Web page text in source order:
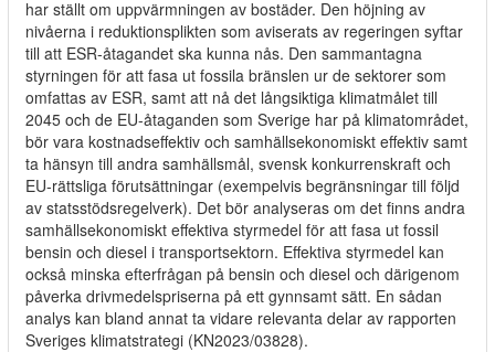
har ställt om uppvärmningen av bostäder. Den höjning av
nivåerna i reduktionsplikten som aviserats av regeringen syftar
till att ESR-åtagandet ska kunna nås. Den sammantagna
styrningen för att fasa ut fossila bränslen ur de sektorer som
omfattas av ESR, samt att nå det långsiktiga klimatmålet till
2045 och de EU-åtaganden som Sverige har på klimatområdet,
bör vara kostnadseffektiv och samhällsekonomiskt effektiv samt
ta hänsyn till andra samhällsmål, svensk konkurrenskraft och
EU-rättsliga förutsättningar (exempelvis begränsningar till följd
av statsstödsregelverk). Det bör analyseras om det finns andra
samhällsekonomiskt effektiva styrmedel för att fasa ut fossil
bensin och diesel i transportsektorn. Effektiva styrmedel kan
också minska efterfrågan på bensin och diesel och därigenom
påverka drivmedelspriserna på ett gynnsamt sätt. En sådan
analys kan bland annat ta vidare relevanta delar av rapporten
Sveriges klimatstrategi (KN2023/03828).